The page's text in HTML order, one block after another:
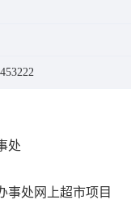
处
事处网上超市项目